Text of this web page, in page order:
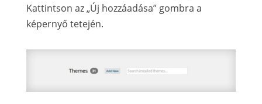
Kattintson az „Új hozzáadása” gombra a
képernyő tetején.